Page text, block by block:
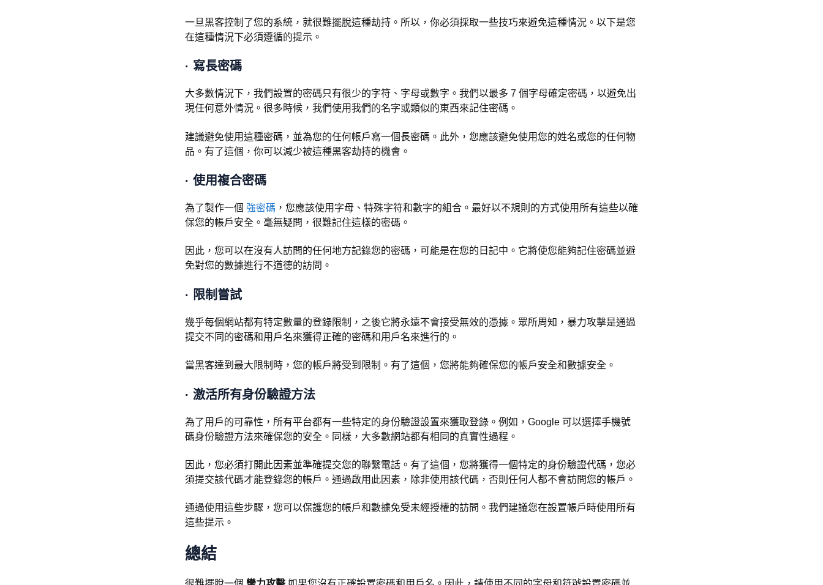
一旦黑客控制了您的系統，就很難擺脫這種劫持。所以，你必須採取一些技巧來避免這種情況。以下是您
在這種情況下必須遵循的提示。
· 寫長密碼
大多數情況下，我們設置的密碼只有很少的字符、字母或數字。我們以最多 7 個字母確定密碼，以避免出
現任何意外情況。很多時候，我們使用我們的名字或類似的東西來記住密碼。
建議避免使用這種密碼，並為您的任何帳戶寫一個長密碼。此外，您應該避免使用您的姓名或您的任何物
品。有了這個，你可以減少被這種黑客劫持的機會。
· 使用複合密碼
為了製作一個 強密碼 ，您應該使用字母、特殊字符和數字的組合。最好以不規則的方式使用所有這些以確
保您的帳戶安全。毫無疑問，很難記住這樣的密碼。
因此，您可以在沒有人訪問的任何地方記錄您的密碼，可能是在您的日記中。它將使您能夠記住密碼並避
免對您的數據進行不道德的訪問。
· 限制嘗試
幾乎每個網站都有特定數量的登錄限制，之後它將永遠不會接受無效的憑據。眾所周知，暴力攻擊是通過
提交不同的密碼和用戶名來獲得正確的密碼和用戶名來進行的。
當黑客達到最大限制時，您的帳戶將受到限制。有了這個，您將能夠確保您的帳戶安全和數據安全。
· 激活所有身份驗證方法
為了用戶的可靠性，所有平台都有一些特定的身份驗證設置來獲取登錄。例如，Google 可以選擇手機號
碼身份驗證方法來確保您的安全。同樣，大多數網站都有相同的真實性過程。
因此，您必須打開此因素並準確提交您的聯繫電話。有了這個，您將獲得一個特定的身份驗證代碼，您必
須提交該代碼才能登錄您的帳戶。通過啟用此因素，除非使用該代碼，否則任何人都不會訪問您的帳戶。
通過使用這些步驟，您可以保護您的帳戶和數據免受未經授權的訪問。我們建議您在設置帳戶時使用所有
這些提示。
總結